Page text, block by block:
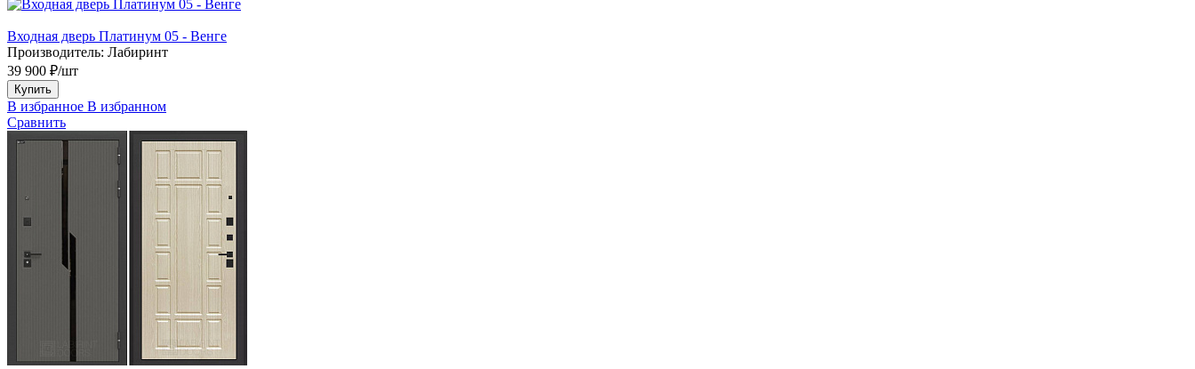
Входная дверь Платинум 05 - Венге
Производитель: Лабиринт
39 900 ₽/шт
Купить
В избранное В избранном
Сравнить